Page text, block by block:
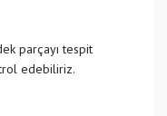
parçayı tespit
edebiliriz.